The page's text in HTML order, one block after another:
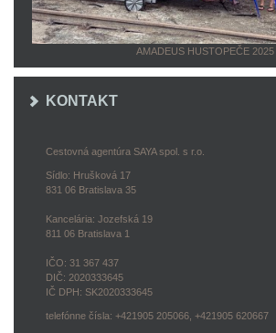
AMADEUS HUSTOPEČE 2025
KONTAKT
Cestovná agentúra SAYA spol. s r.o.
Sídlo: Hrušková 17
831 06 Bratislava 35
Kancelária: Jozefská 19
811 06 Bratislava 1
IČO: 31 367 437
DIČ: 2020333645
IČ DPH: SK2020333645
telefónne čísla: +421905 205066, +421905 620667